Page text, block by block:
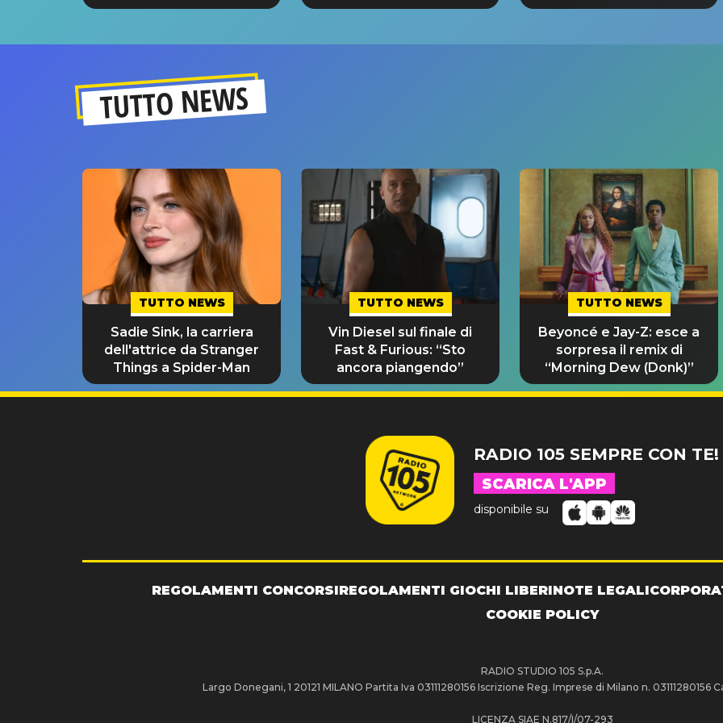
GRANDE SUCCESSO!
TUTTO NEWS
TUTTO NEWS
Sadie Sink, la carriera
dell'attrice da Stranger
Things a Spider-Man
TUTTO NEWS
Vin Diesel sul finale di
Fast & Furious: “Sto
ancora piangendo”
TUTTO NEWS
Beyoncé e Jay-Z: esce a
sorpresa il remix di
“Morning Dew (Donk)”
RADIO 105 SEMPRE CON TE!
SCARICA L'APP
disponibile su
REGOLAMENTI CONCORSIREGOLAMENTI GIOCHI LIBERINOTE LEGALI
COOKIE POLICY
RADIO STUDIO 105 S.p.A.
Largo Donegani, 1 20121 MILANO Partita Iva 03111280156 Iscrizione Reg. Imprese di Milano n.
LICENZA SIAE N.817/I/07-293